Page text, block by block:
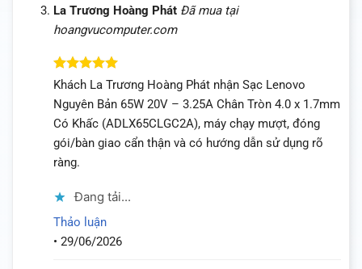
La Trương Hoàng Phát Đã mua tại
hoangvucomputer.com
Được xếp
sao
Khách La Trương Hoàng Phát nhận Sạc Lenovo
Nguyên Bản 65W 20V – 3.25A Chân Tròn 4.0 x 1.7mm
Có Khấc (ADLX65CLGC2A), máy chạy mượt, đóng
gói/bàn giao cẩn thận và có hướng dẫn sử dụng rõ
ràng.
Đang tải...
Thảo luận
• 29/06/2026